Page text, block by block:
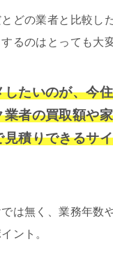
どの業者と比較し
るのはとっても大
したいのが、今
業者の買取額や
見積りできるサ
は無く、業務年数
ント。